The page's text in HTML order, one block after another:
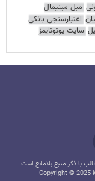
مبل مینیمال
اعتبارسنجی بانکی
سایت یوتوتایمز
با ذکر منبع بلامانع است.
Copyright © 2025